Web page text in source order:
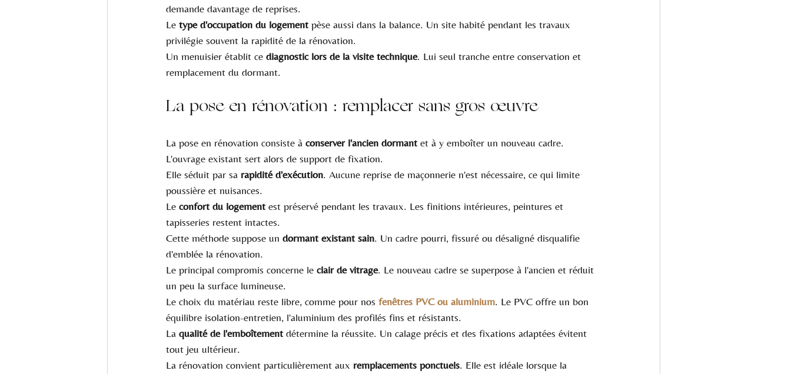
demande davantage de reprises.
Le type d'occupation du logement pèse aussi dans la balance. Un site habité pendant les travaux
privilégie souvent la rapidité de la rénovation.
Un menuisier établit ce diagnostic lors de la visite technique. Lui seul tranche entre conservation et
remplacement du dormant.
La pose en rénovation : remplacer sans gros œuvre
La pose en rénovation consiste à conserver l'ancien dormant et à y emboîter un nouveau cadre.
L'ouvrage existant sert alors de support de fixation.
Elle séduit par sa rapidité d'exécution. Aucune reprise de maçonnerie n'est nécessaire, ce qui limite
poussière et nuisances.
Le confort du logement est préservé pendant les travaux. Les finitions intérieures, peintures et
tapisseries restent intactes.
Cette méthode suppose un dormant existant sain. Un cadre pourri, fissuré ou désaligné disqualifie
d'emblée la rénovation.
Le principal compromis concerne le clair de vitrage. Le nouveau cadre se superpose à l'ancien et réduit
un peu la surface lumineuse.
Le choix du matériau reste libre, comme pour nos fenêtres PVC ou aluminium. Le PVC offre un bon
équilibre isolation-entretien, l'aluminium des profilés fins et résistants.
La qualité de l'emboîtement détermine la réussite. Un calage précis et des fixations adaptées évitent
tout jeu ultérieur.
La rénovation convient particulièrement aux remplacements ponctuels. Elle est idéale lorsque la